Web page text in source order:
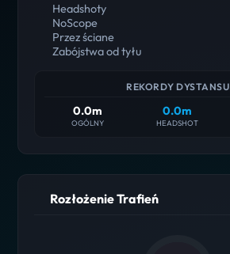
Headshoty
NoScope
Przez ściane
Zabójstwa od tyłu
REKORDY DYSTANSU
0.0m
OGÓLNY
0.0m
HEADSHOT
Rozłożenie Trafień